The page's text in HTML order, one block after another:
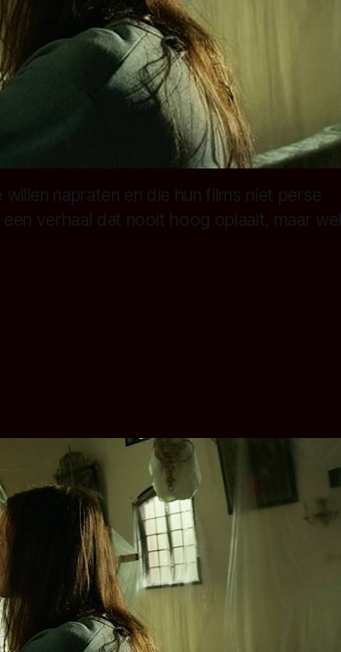
napraten en die hun films niet perse
verhaal dat nooit hoog oplaait, maar wel